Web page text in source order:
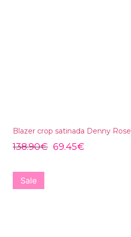
Blazer crop satinada Denny Rose
138.90€ 69.45€
Sale